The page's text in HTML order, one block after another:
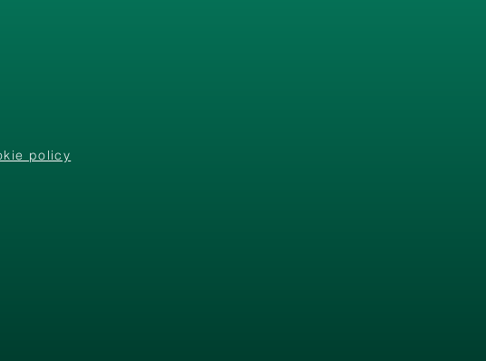
policy